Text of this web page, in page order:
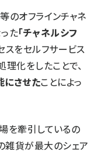
のオフラインチャネ
た「チャネルシフ
スをセルフサービス
理化をしたことで、
にさせたことによっ
を牽引しているの
雑貨が最大のシェア